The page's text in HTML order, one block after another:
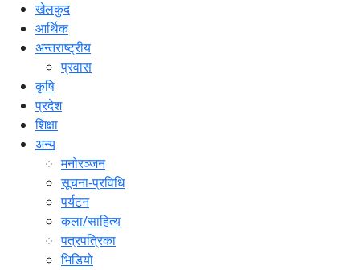
खेलकुद
आर्थिक
अन्तराष्ट्रीय
प्रवास
कृषि
प्रदेश
शिक्षा
अन्य
मनोरञ्जन
सूचना-प्रविधि
पर्यटन
कला/साहित्य
पत्रपत्रिका
भिडियो